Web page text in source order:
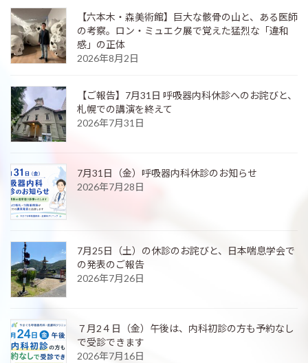
【六本木・森美術館】巨大な骸骨の山と、ある医師
の考察。ロン・ミュエク展で覚えた猛烈な「違和
感」の正体
2026年8月2日
【ご報告】7月31日 呼吸器内科休診へのお詫びと、
札幌での講演を終えて
2026年7月31日
7月31日（金）呼吸器内科休診のお知らせ
2026年7月28日
7月25日（土）の休診のお詫びと、日本喘息学会で
の発表のご報告
2026年7月26日
７月2４日（金）午後は、内科初診の方も予約なし
で受診できます
2026年7月16日